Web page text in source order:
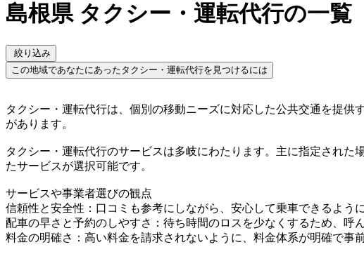
島根県 タクシー・運転代行の一覧
絞り込み
この地域であなたにあったタクシー・運転代行を見つけるには
タクシー・運転代行は、個別の移動ニーズに対応した公共交通を提
があります。
タクシー・運転代行のサービスは多岐にわたります。主に指定され
たサービスが選択可能です。
サービスや事業者選びの観点
信頼性と安全性：口コミも参考にしながら、安心して乗車できるよう
配車の早さと予約のしやすさ：待ち時間のロスを少なくするため、
料金の明確さ：高い料金を請求されないように、料金体系が明確で